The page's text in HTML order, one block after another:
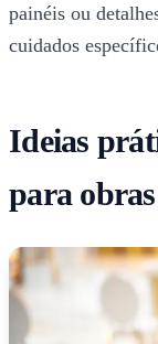
painéis ou
cuidados
Ideias
para